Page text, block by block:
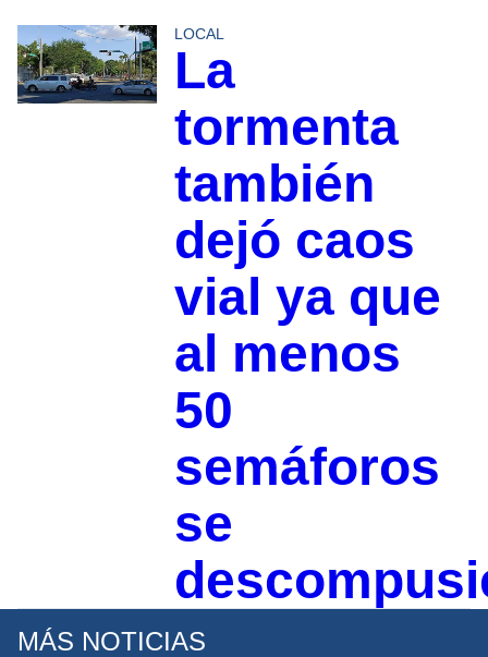
LOCAL
La
tormenta
también
dejó caos
vial ya que
al menos
50
semáforos
se
MÁS NOTICIAS